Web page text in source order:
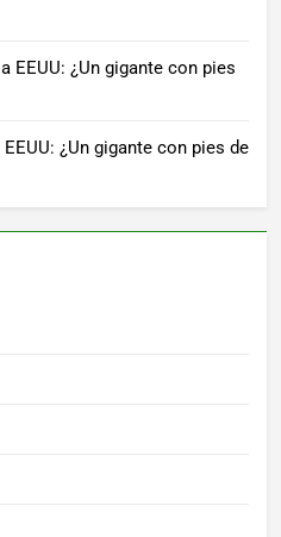
EEUU: ¿Un gigante con pies
¿Un gigante con pies de